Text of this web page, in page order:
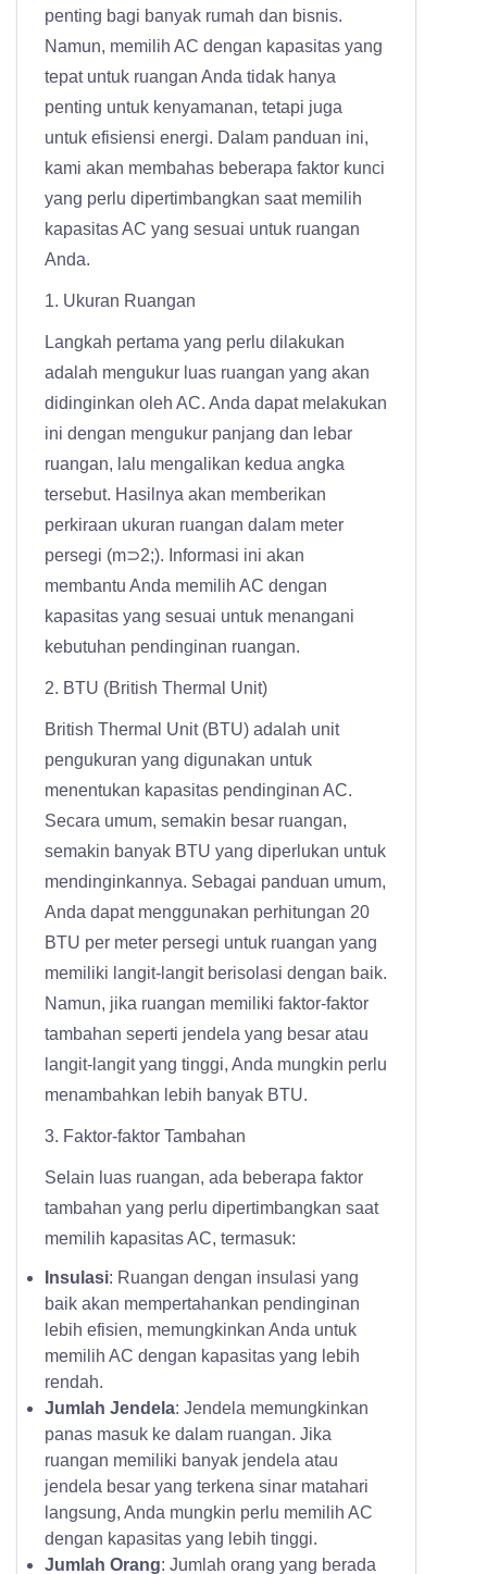
penting bagi banyak rumah dan bisnis.
Namun, memilih AC dengan kapasitas yang
tepat untuk ruangan Anda tidak hanya
penting untuk kenyamanan, tetapi juga
untuk efisiensi energi. Dalam panduan ini,
kami akan membahas beberapa faktor kunci
yang perlu dipertimbangkan saat memilih
kapasitas AC yang sesuai untuk ruangan
Anda.
1. Ukuran Ruangan
Langkah pertama yang perlu dilakukan
adalah mengukur luas ruangan yang akan
didinginkan oleh AC. Anda dapat melakukan
ini dengan mengukur panjang dan lebar
ruangan, lalu mengalikan kedua angka
tersebut. Hasilnya akan memberikan
perkiraan ukuran ruangan dalam meter
persegi (m⊃2;). Informasi ini akan
membantu Anda memilih AC dengan
kapasitas yang sesuai untuk menangani
kebutuhan pendinginan ruangan.
2. BTU (British Thermal Unit)
British Thermal Unit (BTU) adalah unit
pengukuran yang digunakan untuk
menentukan kapasitas pendinginan AC.
Secara umum, semakin besar ruangan,
semakin banyak BTU yang diperlukan untuk
mendinginkannya. Sebagai panduan umum,
Anda dapat menggunakan perhitungan 20
BTU per meter persegi untuk ruangan yang
memiliki langit-langit berisolasi dengan baik.
Namun, jika ruangan memiliki faktor-faktor
tambahan seperti jendela yang besar atau
langit-langit yang tinggi, Anda mungkin perlu
menambahkan lebih banyak BTU.
3. Faktor-faktor Tambahan
Selain luas ruangan, ada beberapa faktor
tambahan yang perlu dipertimbangkan saat
memilih kapasitas AC, termasuk:
Insulasi: Ruangan dengan insulasi yang
baik akan mempertahankan pendinginan
lebih efisien, memungkinkan Anda untuk
memilih AC dengan kapasitas yang lebih
rendah.
Jumlah Jendela: Jendela memungkinkan
panas masuk ke dalam ruangan. Jika
ruangan memiliki banyak jendela atau
jendela besar yang terkena sinar matahari
langsung, Anda mungkin perlu memilih AC
dengan kapasitas yang lebih tinggi.
Jumlah Orang: Jumlah orang yang berada